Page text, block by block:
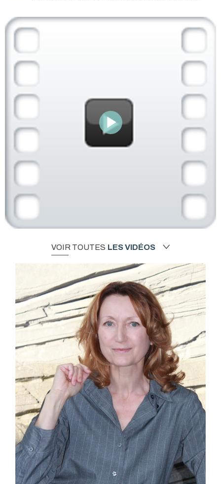
VOIR TOUTES LES VIDÉOS